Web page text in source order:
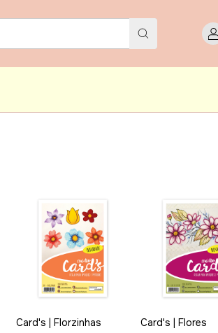
Card's | Florzinhas Card's | Flores